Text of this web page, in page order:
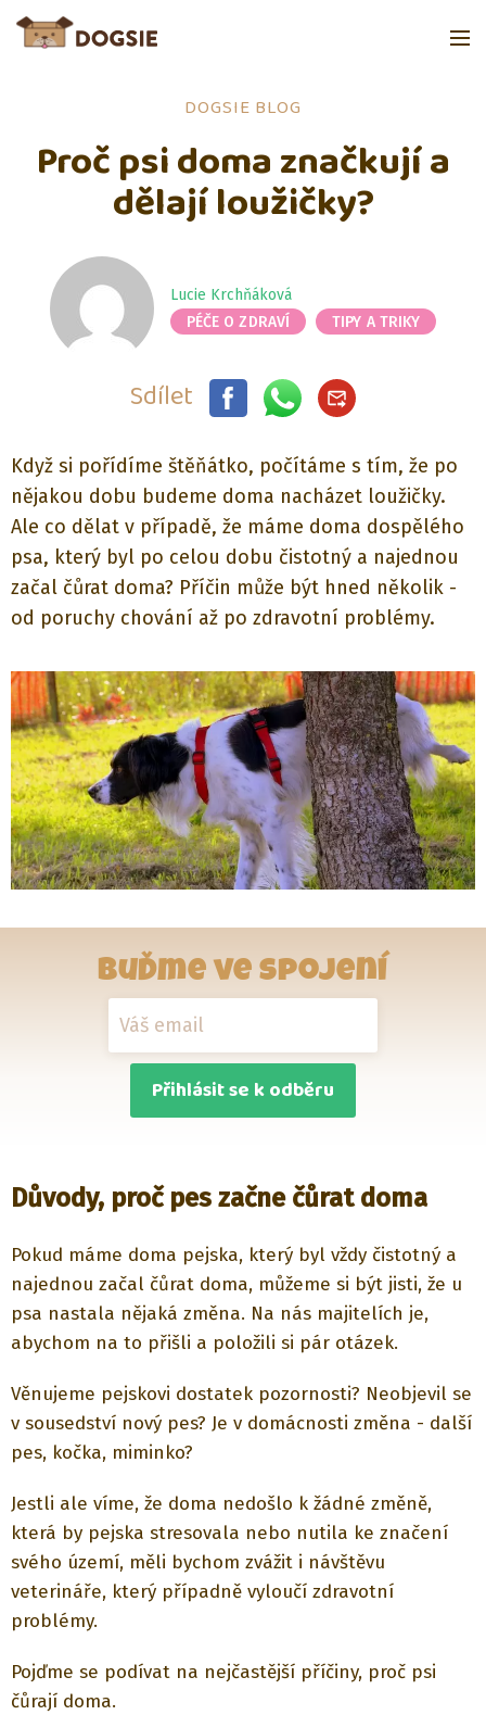
DOGSIE BLOG
Proč psi doma značkují a
dělají loužičky?
Lucie Krchňáková
PÉČE O ZDRAVÍ
TIPY A TRIKY
Sdílet
Když si pořídíme štěňátko, počítáme s tím, že po
nějakou dobu budeme doma nacházet loužičky.
Ale co dělat v případě, že máme doma dospělého
psa, který byl po celou dobu čistotný a najednou
začal čůrat doma? Příčin může být hned několik -
od poruchy chování až po zdravotní problémy.
Buďme ve spojení
Přihlásit se k odběru
Důvody, proč pes začne čůrat doma
Pokud máme doma pejska, který byl vždy čistotný a
najednou začal čůrat doma, můžeme si být jisti, že u
psa nastala nějaká změna. Na nás majitelích je,
abychom na to přišli a položili si pár otázek.
Věnujeme pejskovi dostatek pozornosti? Neobjevil se
v sousedství nový pes? Je v domácnosti změna - další
pes, kočka, miminko?
Jestli ale víme, že doma nedošlo k žádné změně,
která by pejska stresovala nebo nutila ke značení
svého území, měli bychom zvážit i návštěvu
veterináře, který případně vyloučí zdravotní
problémy.
Pojďme se podívat na nejčastější příčiny, proč psi
čůrají doma.